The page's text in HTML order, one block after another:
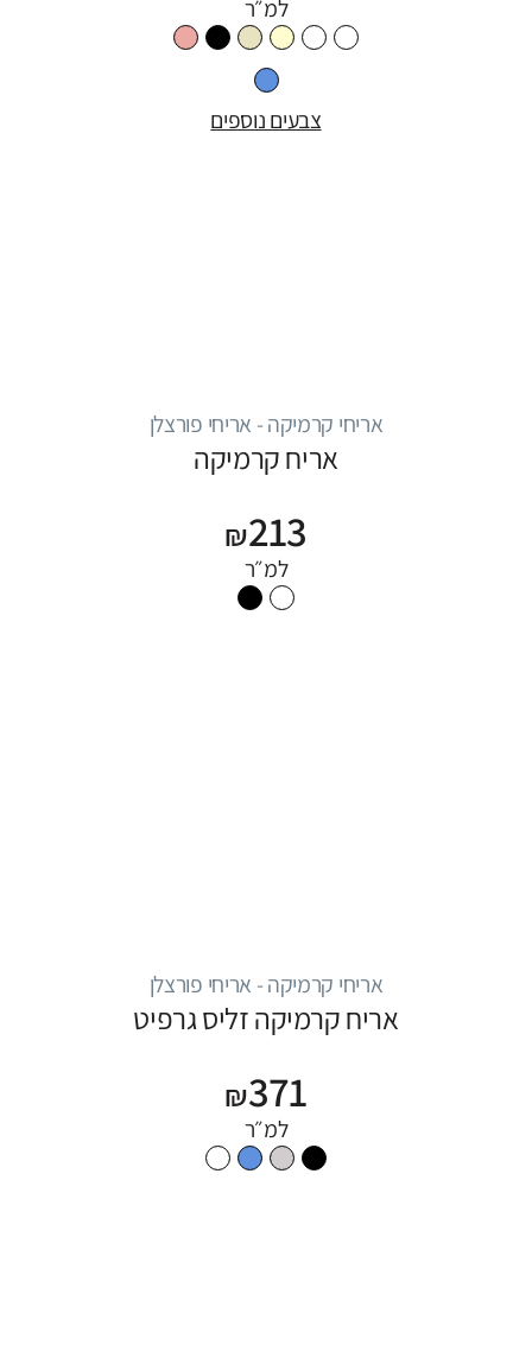
למ״ר
צבעים נוספים
אריחי קרמיקה - אריחי פורצלן
אריח קרמיקה
₪213
למ״ר
אריחי קרמיקה - אריחי פורצלן
אריח קרמיקה זליס גרפיט
₪371
למ״ר